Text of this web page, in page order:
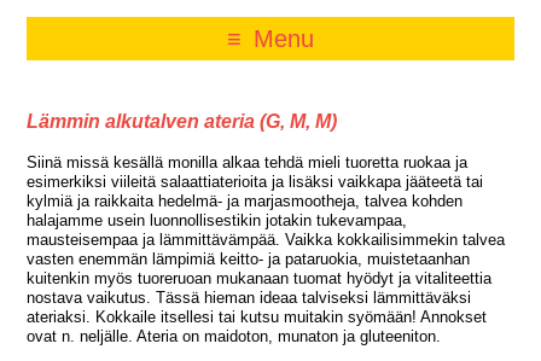
Menu
Lämmin alkutalven ateria (G, M, M)
Siinä missä kesällä monilla alkaa tehdä mieli tuoretta ruokaa ja
esimerkiksi viileitä salaattiaterioita ja lisäksi vaikkapa jääteetä tai
kylmiä ja raikkaita hedelmä- ja marjasmootheja, talvea kohden
halajamme usein luonnollisestikin jotakin tukevampaa,
mausteisempaa ja lämmittävämpää. Vaikka kokkailisimmekin talvea
vasten enemmän lämpimiä keitto- ja pataruokia, muistetaanhan
kuitenkin myös tuoreruoan mukanaan tuomat hyödyt ja vitaliteettia
nostava vaikutus. Tässä hieman ideaa talviseksi lämmittäväksi
ateriaksi. Kokkaile itsellesi tai kutsu muitakin syömään! Annokset
ovat n. neljälle. Ateria on maidoton, munaton ja gluteeniton.